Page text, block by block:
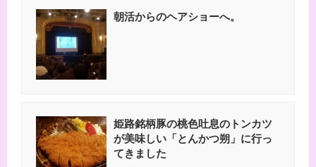
朝活からのヘアショーへ。
姫路銘柄豚の桃色吐息のトンカツ
が美味しい「とんかつ朔」に行っ
てきました